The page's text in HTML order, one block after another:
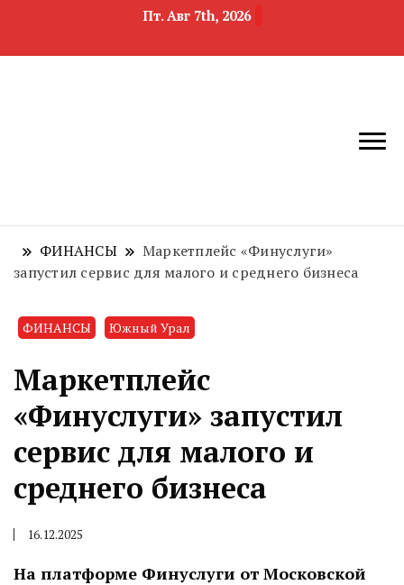
Пт. Авг 7th, 2026
область
недвижимости
ФИНАНСЫ
Маркетплейс «Финуслуги»
запустил сервис для малого и среднего бизнеса
ФИНАНСЫ Южный Урал
Маркетплейс
«Финуслуги» запустил
сервис для малого и
среднего бизнеса
16.12.2025
На платформе Финуслуги от Московской